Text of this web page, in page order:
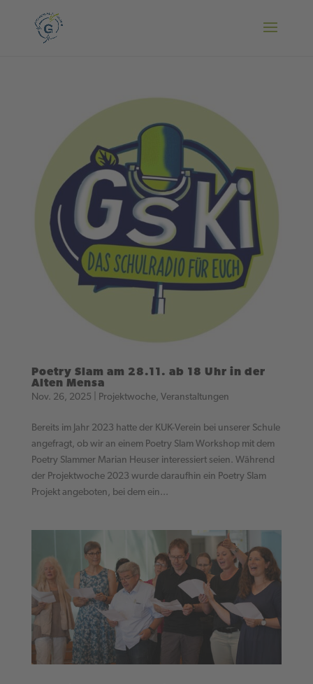
Poetry Slam am 28.11. ab 18 Uhr in der
Alten Mensa
Nov. 26, 2025 Projektwoche, Veranstaltungen
Bereits im Jahr 2023 hatte der KUK-Verein bei unserer Schule
angefragt, ob wir an einem Poetry Slam Workshop mit dem
Poetry Slammer Marian Heuser interessiert seien. Während
der Projektwoche 2023 wurde daraufhin ein Poetry Slam
Projekt angeboten, bei dem ein...